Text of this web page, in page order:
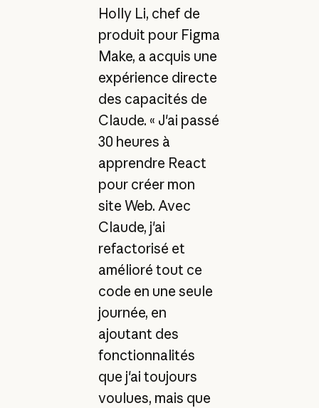
Holly Li, chef de
produit pour Figma
Make, a acquis une
expérience directe
des capacités de
Claude. « J'ai passé
30 heures à
apprendre React
pour créer mon
site Web. Avec
Claude, j'ai
refactorisé et
amélioré tout ce
code en une seule
journée, en
ajoutant des
fonctionnalités
que j'ai toujours
voulues, mais que